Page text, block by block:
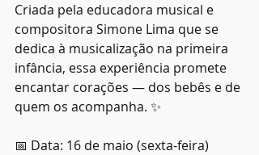
Criada pela educadora musical e
compositora Simone Lima que se
dedica à musicalização na primeira
infância, essa experiência promete
encantar corações — dos bebês e de
quem os acompanha. ✨
📅 Data: 16 de maio (sexta-feira)